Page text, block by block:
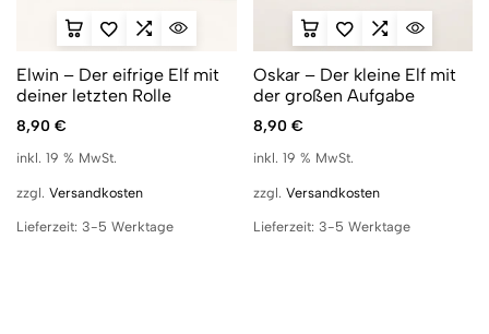
Elwin – Der eifrige Elf mit
deiner letzten Rolle
8,90 €
inkl. 19 % MwSt.
zzgl. Versandkosten
Lieferzeit: 3-5 Werktage
Oskar – Der kleine Elf mit
der großen Aufgabe
8,90 €
inkl. 19 % MwSt.
zzgl. Versandkosten
Lieferzeit: 3-5 Werktage